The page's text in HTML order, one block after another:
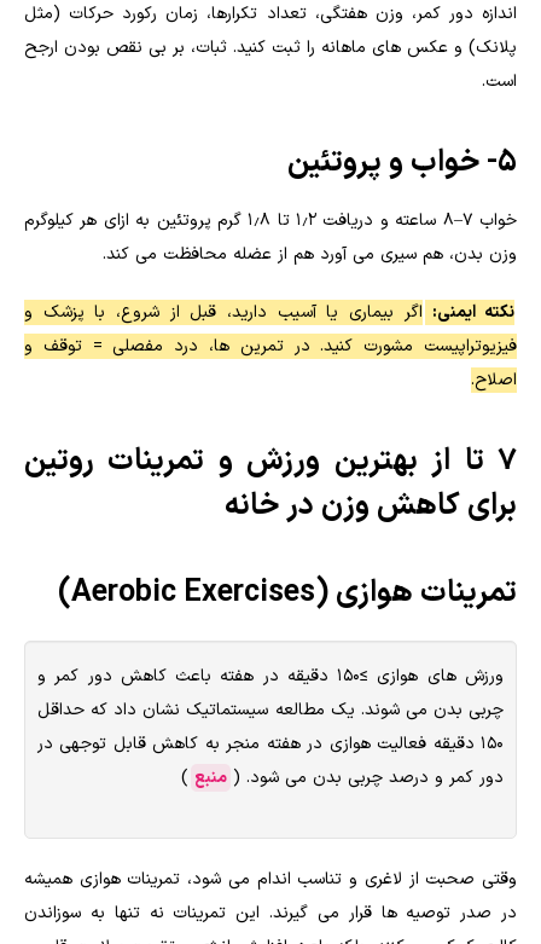
اندازه دور کمر، وزن هفتگی، تعداد تکرارها، زمان رکورد حرکات (مثل
پلانک) و عکس های ماهانه را ثبت کنید. ثبات، بر بی نقص بودن ارجح
است.
5- خواب و پروتئین
خواب ۷–۸ ساعته و دریافت ۱٫۲ تا ۱٫۸ گرم پروتئین به ازای هر کیلوگرم
وزن بدن، هم سیری می آورد هم از عضله محافظت می کند.
نکته ایمنی: اگر بیماری یا آسیب دارید، قبل از شروع، با پزشک و
فیزیوتراپیست مشورت کنید. در تمرین ها، درد مفصلی = توقف و
اصلاح.
7 تا از بهترین ورزش و تمرینات روتین
برای کاهش وزن در خانه
تمرینات هوازی (Aerobic Exercises)
ورزش های هوازی ≥150 دقیقه در هفته باعث کاهش دور کمر و
چربی بدن می شوند. یک مطالعه سیستماتیک نشان داد که حداقل
۱۵۰ دقیقه فعالیت هوازی در هفته منجر به کاهش قابل توجهی در
دور کمر و درصد چربی بدن می شود. ( منبع )
وقتی صحبت از لاغری و تناسب اندام می شود، تمرینات هوازی همیشه
در صدر توصیه ها قرار می گیرند. این تمرینات نه تنها به سوزاندن